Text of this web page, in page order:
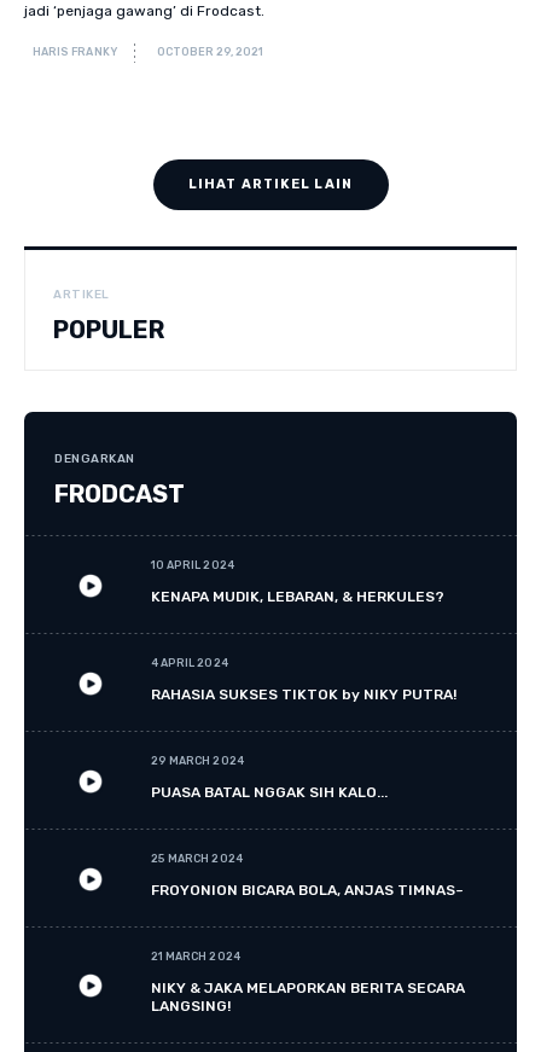
jadi ‘penjaga gawang’ di Frodcast.
HARIS FRANKY OCTOBER 29, 2021
LIHAT ARTIKEL LAIN
ARTIKEL
POPULER
DENGARKAN
FRODCAST
10 APRIL 2024
KENAPA MUDIK, LEBARAN, & HERKULES?
4 APRIL 2024
RAHASIA SUKSES TIKTOK by NIKY PUTRA!
29 MARCH 2024
PUASA BATAL NGGAK SIH KALO...
25 MARCH 2024
FROYONION BICARA BOLA, ANJAS TIMNAS~
21 MARCH 2024
NIKY & JAKA MELAPORKAN BERITA SECARA
LANGSING!